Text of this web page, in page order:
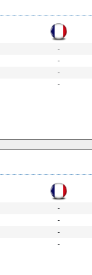
-
-
-
-
-
-
-
-